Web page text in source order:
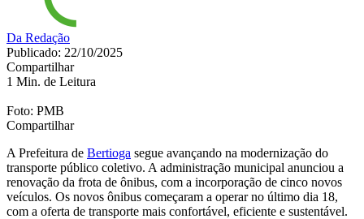
Da Redação
Publicado: 22/10/2025
Compartilhar
1 Min. de Leitura
Foto: PMB
Compartilhar
A Prefeitura de Bertioga segue avançando na modernização do
transporte público coletivo. A administração municipal anunciou a
renovação da frota de ônibus, com a incorporação de cinco novos
veículos. Os novos ônibus começaram a operar no último dia 18,
com a oferta de transporte mais confortável, eficiente e sustentável.